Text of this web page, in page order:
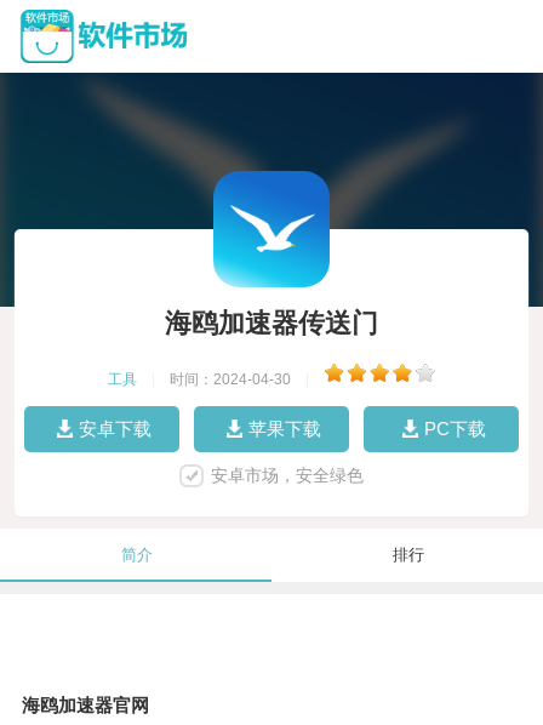
海鸥加速器传送门
工具 时间：2024-04-30
安卓下载 苹果下载 PC下载
安卓市场，安全绿色
简介 排行
海鸥加速器官网